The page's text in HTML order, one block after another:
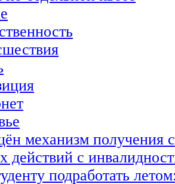
механизм получения
действий с
подработать